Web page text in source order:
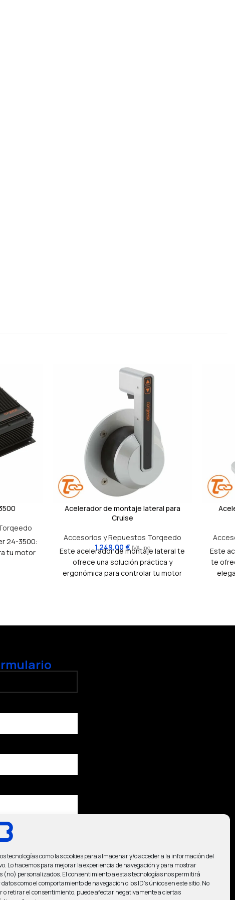
tecnologías como las cookies para almacenar y/o acceder a la información del
Lo hacemos para mejorar la experiencia de navegación y para mostrar
(no) personalizados. El consentimiento a estas tecnologías nos permitirá
como el comportamiento de navegación o los ID's únicos en este sitio. No
o retirar el consentimiento, puede afectar negativamente a ciertas
24-3500:
tu motor
Acelerador de montaje lateral para
Cruise
Accesorios y Repuestos Torqeedo
1.249,00 € IVA. inc
Este acelerador de montaje lateral te
ofrece una solución práctica y
ergonómica para controlar tu motor
limitado o para aquellos que prefieren
Este
te
en